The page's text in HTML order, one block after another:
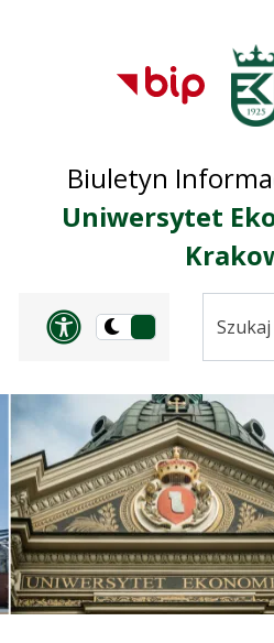
Przejdź
Przejdź
Biuletyn
Uniwersytet
Panel
Przełącz
ciemną
serwisie